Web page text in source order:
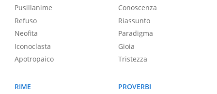
Pusillanime
Refuso
Neofita
Iconoclasta
Apotropaico
Conoscenza
Riassunto
Paradigma
Gioia
Tristezza
RIME
PROVERBI